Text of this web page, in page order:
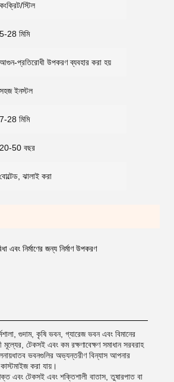
কংক্রিট/স্টিল
5-28 মিমি
আগুন-প্রতিরোধী উপকরণ ব্যবহার করা হয়
সহজ ইনস্টল
7-28 মিমি
20-50 বছর
বোল্টেড, ঝালাই করা
এবং নির্মাণের জন্য নির্মাণ উপকরণ
গুদাম, কৃষি ভবন, গ্যারেজ ভবন এবং বিমানের
মূল্যের, টেকসই এবং কম রক্ষণাবেক্ষণ সমাধান সরবরাহ
ভবনগুলির অভ্যন্তরীণ বিন্যাস আপনার
করা যায়।
এবং টেকসই এবং শক্তিশালী বাতাস, তুষারপাত বা